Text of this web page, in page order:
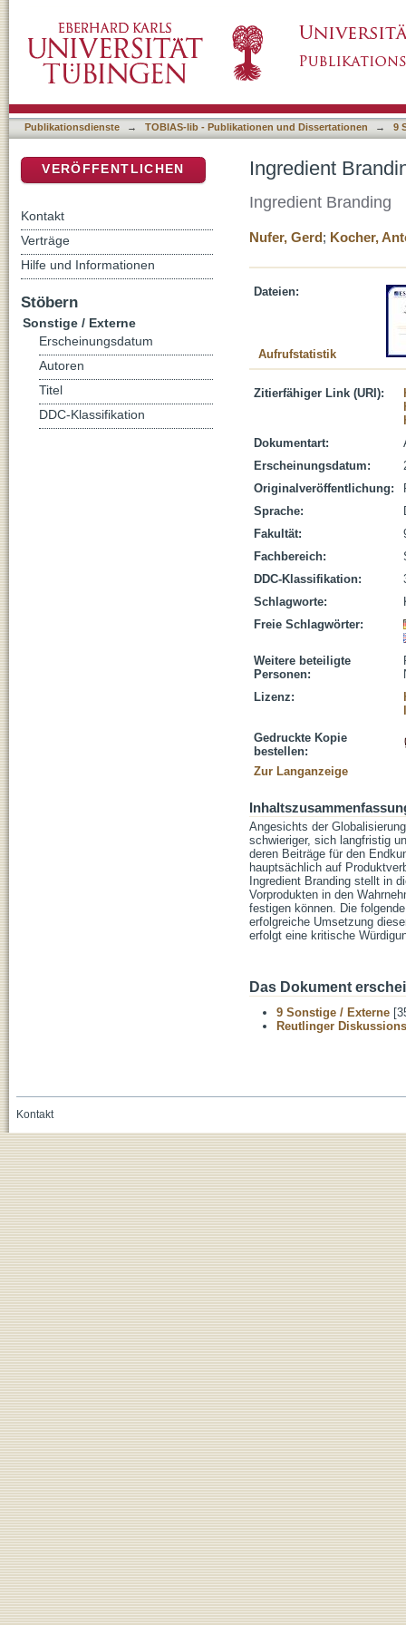
Publikationsdienste → TOBIAS-lib - Publikationen und Dissertationen → 9
Ingredient
Ingredient Branding
Nufer, Gerd; Kocher,
Dateien:
Aufrufstatistik
Zitierfähiger Link (URI):
Dokumentart:
Erscheinungsdatum:
Originalveröffentlichung:
Sprache:
Fakultät:
Fachbereich:
DDC-Klassifikation:
Schlagworte:
Freie Schlagwörter:
Weitere beteiligte
Personen:
Lizenz:
Gedruckte Kopie
bestellen:
Zur Langanzeige
Angesichts der
schwieriger, sich langfristig
deren Beiträge für den
hauptsächlich auf
Ingredient Branding stellt in
Vorprodukten in den
festigen können. Die
erfolgreiche Umsetzung
erfolgt eine kritische
Das Dokument
9 Sonstige / Externe
Reutlinger
VERÖFFENTLICHEN
Kontakt
Verträge
Hilfe und Informationen
Stöbern
Sonstige / Externe
Erscheinungsdatum
Autoren
Titel
DDC-Klassifikation
Kontakt